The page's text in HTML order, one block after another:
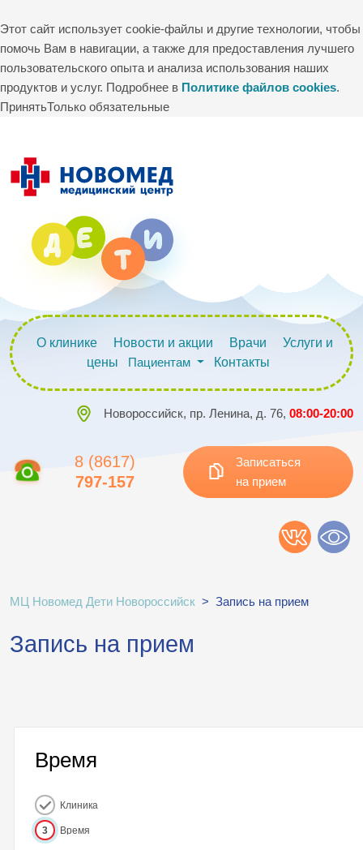
Этот сайт использует cookie-файлы и другие технологии, чтобы
помочь Вам в навигации, а также для предоставления лучшего
пользовательского опыта и анализа использования наших
продуктов и услуг. Подробнее в Политике файлов cookies.
ПринятьТолько обязательные
О клинике Новости и акции Врачи
Услуги и
цены
Пациентам Контакты
Новороссийск, пр. Ленина, д. 76, 08:00-20:00
8 (8617)
797-157
Записаться
на прием
МЦ Новомед Дети Новороссийск > Запись на прием
Запись на прием
Время
Клиника
3 Время